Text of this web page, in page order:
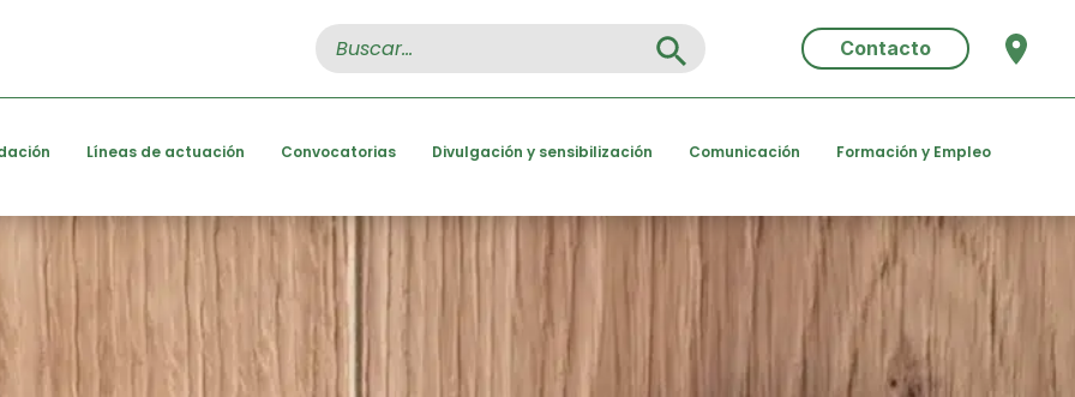
Search
for:
Search Button
Contacto
Líneas de actuación Convocatorias Divulgación y sensibilización Comunicación Formación y Empleo